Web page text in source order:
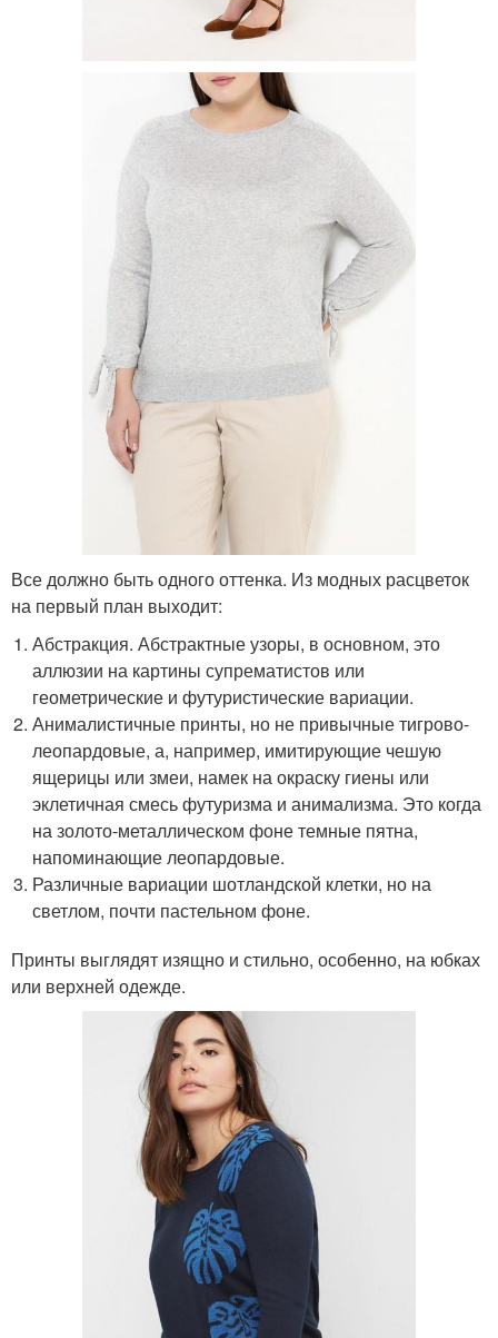
Все должно быть одного оттенка. Из модных расцветок
на первый план выходит:
Абстракция. Абстрактные узоры, в основном, это
аллюзии на картины супрематистов или
геометрические и футуристические вариации.
Анималистичные принты, но не привычные тигрово-
леопардовые, а, например, имитирующие чешую
ящерицы или змеи, намек на окраску гиены или
эклетичная смесь футуризма и анимализма. Это когда
на золото-металлическом фоне темные пятна,
напоминающие леопардовые.
Различные вариации шотландской клетки, но на
светлом, почти пастельном фоне.
Принты выглядят изящно и стильно, особенно, на юбках
или верхней одежде.